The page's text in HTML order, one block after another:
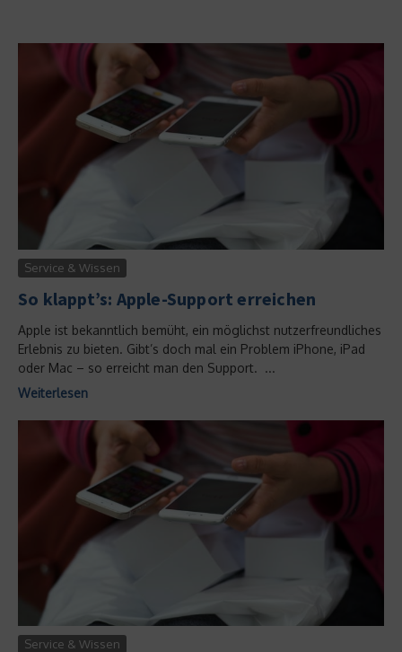
Service & Wissen
So klappt’s: Apple-Support erreichen
Apple ist bekanntlich bemüht, ein möglichst nutzerfreundliches
Erlebnis zu bieten. Gibt’s doch mal ein Problem iPhone, iPad
oder Mac – so erreicht man den Support. ...
Weiterlesen
Service & Wissen